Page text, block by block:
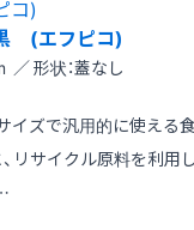
(エフピコ)
形状：蓋なし
イズで汎用的に使える
リサイクル原料を利用